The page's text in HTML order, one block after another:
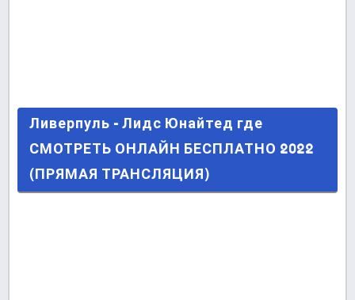
Ливерпуль - Лидс Юнайтед где СМОТРЕТЬ
ОНЛАЙН БЕСПЛАТНО 2022 (ПРЯМАЯ
ТРАНСЛЯЦИЯ)
Ливерпуль - Лидс Юнайтед где
СМОТРЕТЬ ОНЛАЙН БЕСПЛАТНО 2022
(ПРЯМАЯ ТРАНСЛЯЦИЯ)